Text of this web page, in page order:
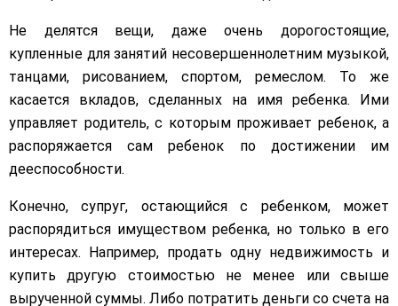
Не делятся вещи, даже очень дорогостоящие,
купленные для занятий несовершеннолетним музыкой,
танцами, рисованием, спортом, ремеслом. То же
касается вкладов, сделанных на имя ребенка. Ими
управляет родитель, с которым проживает ребенок, а
распоряжается сам ребенок по достижении им
дееспособности.
Конечно, супруг, остающийся с ребенком, может
распорядиться имуществом ребенка, но только в его
интересах. Например, продать одну недвижимость и
купить другую стоимостью не менее или свыше
вырученной суммы. Либо потратить деньги со счета на